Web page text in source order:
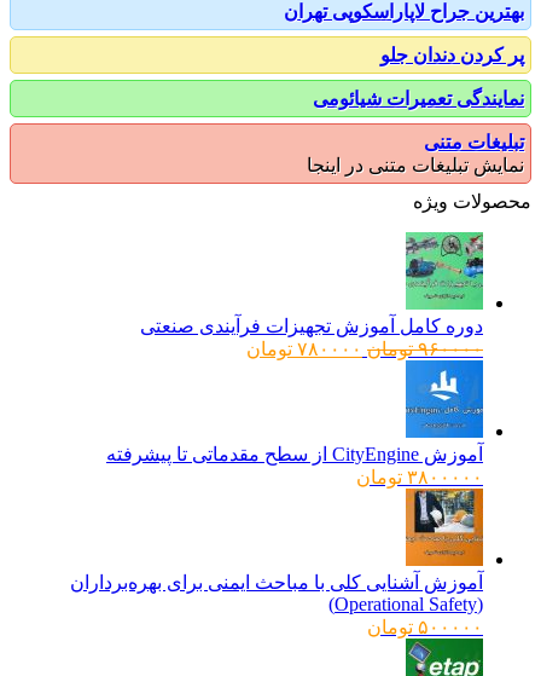
جراح لاپاراسکوپی تهران
دندان جلو
تعمیرات شیائومی
متنی
تبلیغات متنی در اینجا
ویژه
دوره کامل آموزش تجهیزات فرآیندی صنعتی
۹۶۰۰۰۰ تومانقیمت
۷۸۰۰۰۰ تومانقیمت
آموزش CityEngine از سطح مقدماتی تا پیشرفته
۳۸۰۰۰۰۰ تومان
آموزش آشنایی کلی با مباحث ایمنی برای بهره‌برداران
۵۰۰۰۰۰ تومان